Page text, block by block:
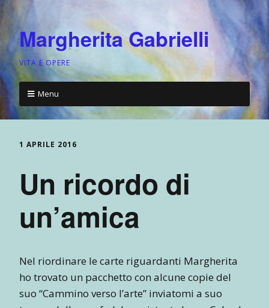
Margherita Gabrielli
VITA E OPERE
Menu
1 APRILE 2016
Un ricordo di
un’amica
Nel riordinare le carte riguardanti Margherita
ho trovato un pacchetto con alcune copie del
suo “Cammino verso l’arte” inviatomi a suo